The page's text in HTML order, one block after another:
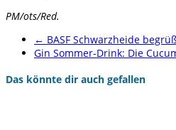
PM/ots/Red.
← BASF Schwarzheide
Gin Sommer-Drink: Die
Das könnte dir auch gefallen